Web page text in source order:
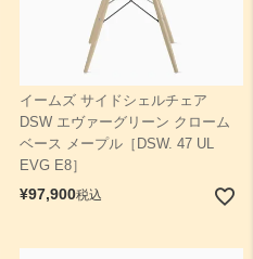
イームズ サイドシェルチェア
DSW エヴァーグリーン クローム
ベース メープル［DSW. 47 UL
EVG E8］
¥97,900税込